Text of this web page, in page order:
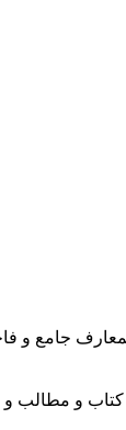
المعارف جامع